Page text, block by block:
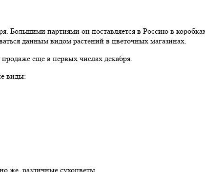
Большими партиями он поставляется в Россию в
данным видом растений в цветочных магазинах.
еще в первых числах декабря.
виды:
же, различные сухоцветы.